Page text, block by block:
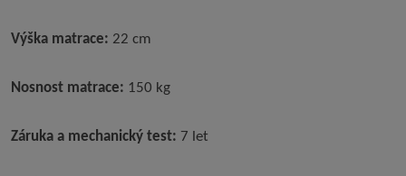
Výška matrace: 22 cm
Nosnost matrace: 150 kg
Záruka a mechanický test: 7 let